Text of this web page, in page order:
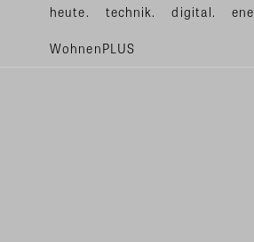
heute. technik. digital.
WohnenPLUS